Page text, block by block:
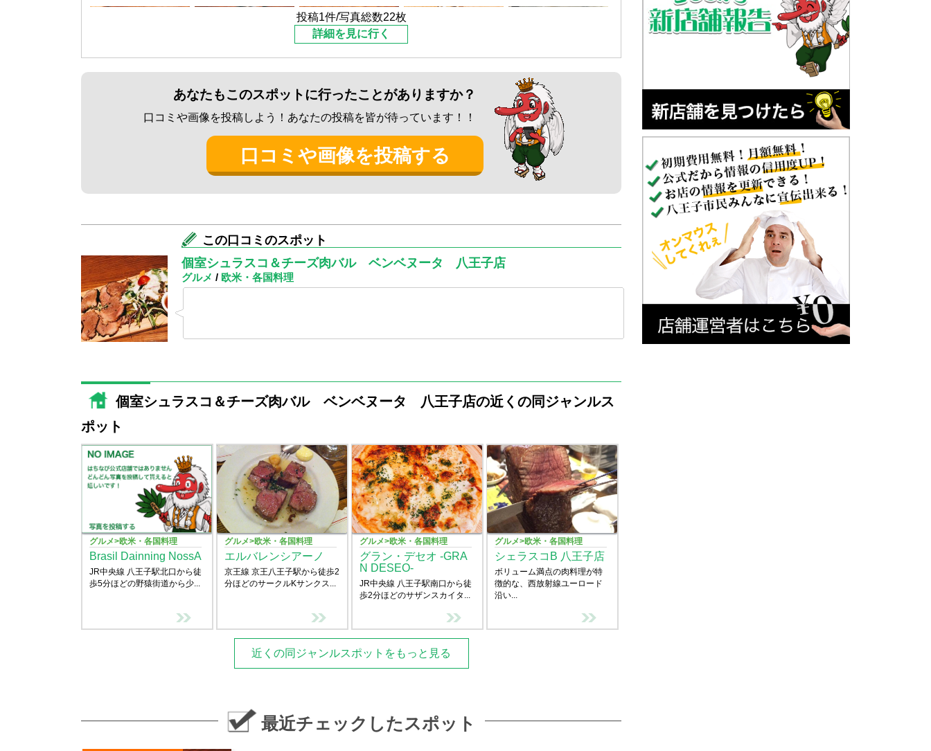
なんだか不思議な感じでしたが、地下へ降ります。一階は出入り口で、お店は地下にありました。
店内はなんだかバーのような雰囲気のお店です。
「はい、そうです」とのこと。
子供連れとわかると、広い席を用意してくれました。
都内によくあるシュラスコのお店をイメージしていましたが、それとは違い、シュラスコはメニューの
１つで、どちらかというとパスタやピザなどのイタリアン系が多い、かと思えば、ナシゴレンやガパオ
ライスなどのアジア系、更にはナンのついたカレーなどがあり、なんとも多国籍なメニュー豊富なお店
しかも、カレーのメニューには違うお店の名前が書いてあり、店員さんにきくと、１つのお店に２つの
フシギ。。。
ということで、せっかくなので私はカレーのメニューからレディースセットを、主人は牛赤身肉のシュ
ラスコを注文しました。
少ししてお料理が運ばれてきました。
カレーは2種類選べたので、チキンカレーとシーフードカレーを頼みました。
ナンも大きくて食べ応えがあり美味しかったです。
お店の中に2種類のお店。
なんともユニークな飲食店でした(^_^)
投稿1件/写真総数22枚
詳細を見に行く
あなたもこのスポットに行ったことがありますか？
口コミや画像を投稿しよう！あなたの投稿を皆が待っています！！
口コミや画像を投稿する
この口コミのスポット
個室シュラスコ＆チーズ肉バル ベンベヌータ 八王子店
グルメ / 欧米・各国料理
個室シュラスコ＆チーズ肉バル ベンベヌータ 八王子店の近くの同ジャンルス
ポット
グルメ>欧米・各国料理
Brasil Dainning NossA
JR中央線 八王子駅北口から徒
歩5分ほどの野猿街道から少...
グルメ>欧米・各国料理
エルバレンシアーノ
京王線 京王八王子駅から徒歩2
分ほどのサークルKサンクス...
グルメ>欧米・各国料理
グラン・デセオ -GRA
N DESEO-
JR中央線 八王子駅南口から徒
歩2分ほどのサザンスカイタ...
グルメ>欧米・各国料理
シェラスコB 八王子店
ボリューム満点の肉料理が特
徴的な、西放射線ユーロード
沿い...
近くの同ジャンルスポットをもっと見る
最近チェックしたスポット